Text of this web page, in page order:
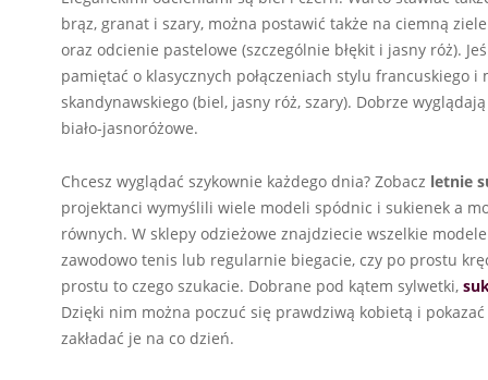
brąz, granat i szary, można postawić także na ciemną
oraz odcienie pastelowe (szczególnie błękit i jasny róż).
pamiętać o klasycznych połączeniach stylu francuskiego
skandynawskiego (biel, jasny róż, szary). Dobrze
biało-jasnoróżowe.
Chcesz wyglądać szykownie każdego dnia? Zobacz letnie
projektanci wymyślili wiele modeli spódnic i sukienek a
równych. W sklepy odzieżowe znajdziecie wszelkie
zawodowo tenis lub regularnie biegacie, czy po prostu
prostu to czego szukacie. Dobrane pod kątem sylwetki,
Dzięki nim można poczuć się prawdziwą kobietą i
zakładać je na co dzień.